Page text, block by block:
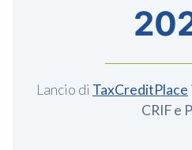
Lancio di TaxCreditPlace
CRIF e